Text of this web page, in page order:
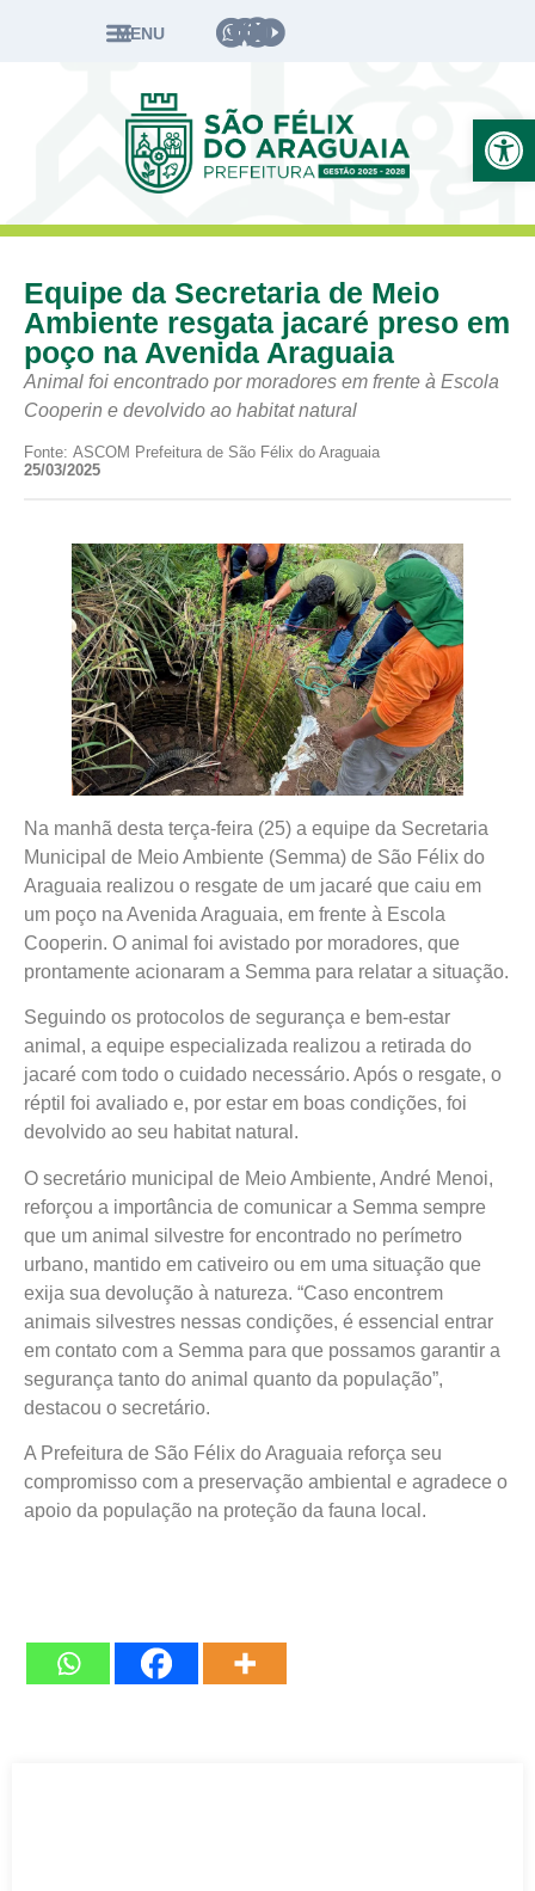
MENU
Equipe da Secretaria de Meio
Ambiente resgata jacaré preso em
poço na Avenida Araguaia
Animal foi encontrado por moradores em frente à Escola
Cooperin e devolvido ao habitat natural
Fonte: ASCOM Prefeitura de São Félix do Araguaia
25/03/2025
Na manhã desta terça-feira (25) a equipe da Secretaria
Municipal de Meio Ambiente (Semma) de São Félix do
Araguaia realizou o resgate de um jacaré que caiu em
um poço na Avenida Araguaia, em frente à Escola
Cooperin. O animal foi avistado por moradores, que
prontamente acionaram a Semma para relatar a situação.
Seguindo os protocolos de segurança e bem-estar
animal, a equipe especializada realizou a retirada do
jacaré com todo o cuidado necessário. Após o resgate, o
réptil foi avaliado e, por estar em boas condições, foi
devolvido ao seu habitat natural.
O secretário municipal de Meio Ambiente, André Menoi,
reforçou a importância de comunicar a Semma sempre
que um animal silvestre for encontrado no perímetro
urbano, mantido em cativeiro ou em uma situação que
exija sua devolução à natureza. “Caso encontrem
animais silvestres nessas condições, é essencial entrar
em contato com a Semma para que possamos garantir a
segurança tanto do animal quanto da população”,
destacou o secretário.
A Prefeitura de São Félix do Araguaia reforça seu
compromisso com a preservação ambiental e agradece o
apoio da população na proteção da fauna local.